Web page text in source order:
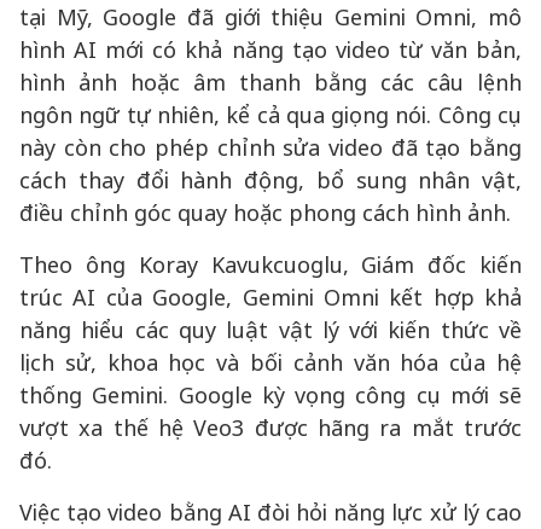
tại Mỹ, Google đã giới thiệu Gemini Omni, mô
hình AI mới có khả năng tạo video từ văn bản,
hình ảnh hoặc âm thanh bằng các câu lệnh
ngôn ngữ tự nhiên, kể cả qua giọng nói. Công cụ
này còn cho phép chỉnh sửa video đã tạo bằng
cách thay đổi hành động, bổ sung nhân vật,
điều chỉnh góc quay hoặc phong cách hình ảnh.
Theo ông Koray Kavukcuoglu, Giám đốc kiến
trúc AI của Google, Gemini Omni kết hợp khả
năng hiểu các quy luật vật lý với kiến thức về
lịch sử, khoa học và bối cảnh văn hóa của hệ
thống Gemini. Google kỳ vọng công cụ mới sẽ
vượt xa thế hệ Veo3 được hãng ra mắt trước
đó.
Việc tạo video bằng AI đòi hỏi năng lực xử lý cao